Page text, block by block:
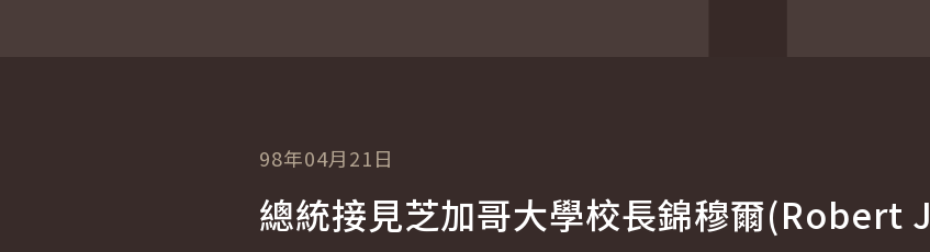
98年04月21日
總統接見芝加哥大學校長錦穆爾(Robert